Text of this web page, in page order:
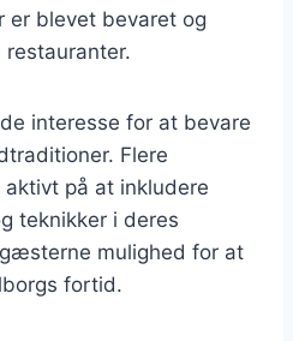
er blevet bevaret og
interesse for at bevare
Flere
på at inkludere
teknikker i deres
mulighed for at
fortid.